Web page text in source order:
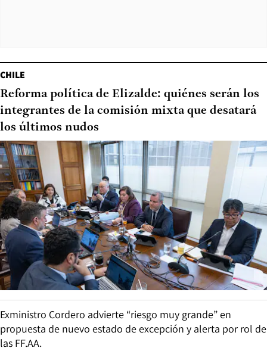
CHILE
Reforma política de Elizalde: quiénes serán los
integrantes de la comisión mixta que desatará
los últimos nudos
Exministro Cordero advierte “riesgo muy grande” en
propuesta de nuevo estado de excepción y alerta por rol de
las FF.AA.